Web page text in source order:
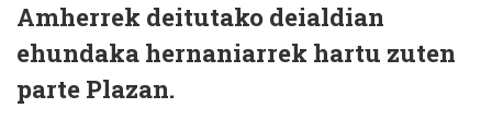
Amherrek deitutako deialdian
ehundaka hernaniarrek hartu zuten
parte Plazan.